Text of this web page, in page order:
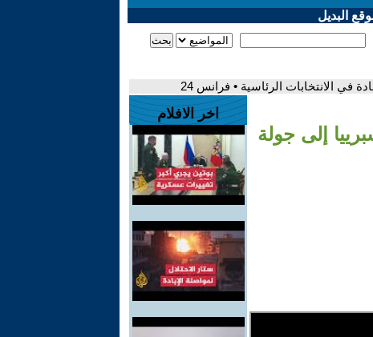
البديل
في الانتخابات الرئاسية • فرانس 24
إلى جولة
اخر الافلام